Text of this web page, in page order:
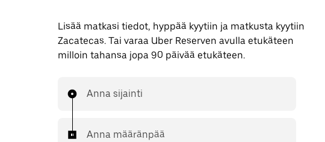
Lisää matkasi tiedot, hyppää kyytiin ja matkusta kyytiin
Zacatecas. Tai varaa Uber Reserven avulla etukäteen
milloin tahansa jopa 90 päivää etukäteen.
Anna sijainti
Anna määränpää